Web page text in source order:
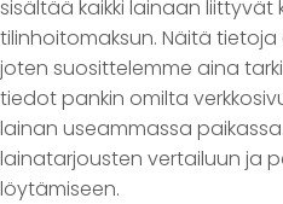
sisältää kaikki lainaan liittyvät
tilinhoitomaksun. Näitä
joten suosittelemme aina
tiedot pankin omilta
lainan useammassa
lainatarjousten vertailuun ja
löytämiseen.